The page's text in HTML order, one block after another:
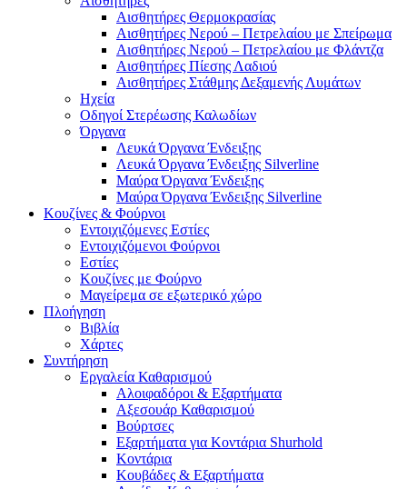
Αισθητήρες Θερμοκρασίας
Αισθητήρες Νερού – Πετρελαίου με Σπείρωμα
Αισθητήρες Νερού – Πετρελαίου με Φλάντζα
Αισθητήρες Πίεσης Λαδιού
Αισθητήρες Στάθμης Δεξαμενής Λυμάτων
Ηχεία
Οδηγοί Στερέωσης Καλωδίων
Όργανα
Λευκά Όργανα Ένδειξης
Λευκά Όργανα Ένδειξης Silverline
Μαύρα Όργανα Ένδειξης
Μαύρα Όργανα Ένδειξης Silverline
Κουζίνες & Φούρνοι
Εντοιχιζόμενες Εστίες
Εντοιχιζόμενοι Φούρνοι
Εστίες
Κουζίνες με Φούρνο
Μαγείρεμα σε εξωτερικό χώρο
Πλοήγηση
Βιβλία
Χάρτες
Συντήρηση
Εργαλεία Καθαρισμού
Αλοιφαδόροι & Εξαρτήματα
Αξεσουάρ Καθαρισμού
Βούρτσες
Εξαρτήματα για Κοντάρια Shurhold
Κοντάρια
Κουβάδες & Εξαρτήματα